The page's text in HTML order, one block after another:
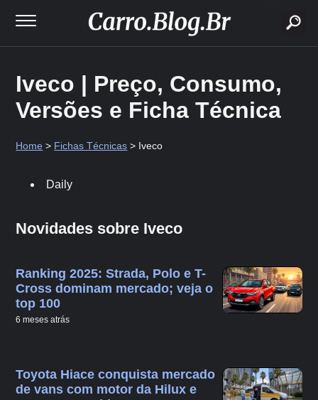
Iveco | Preço, Consumo,
Versões e Ficha Técnica
Home > Fichas Técnicas > Iveco
Daily
Novidades sobre Iveco
Ranking 2025: Strada, Polo e T-
Cross dominam mercado; veja o
top 100
6 meses atrás
Toyota Hiace conquista mercado
de vans com motor da Hilux e